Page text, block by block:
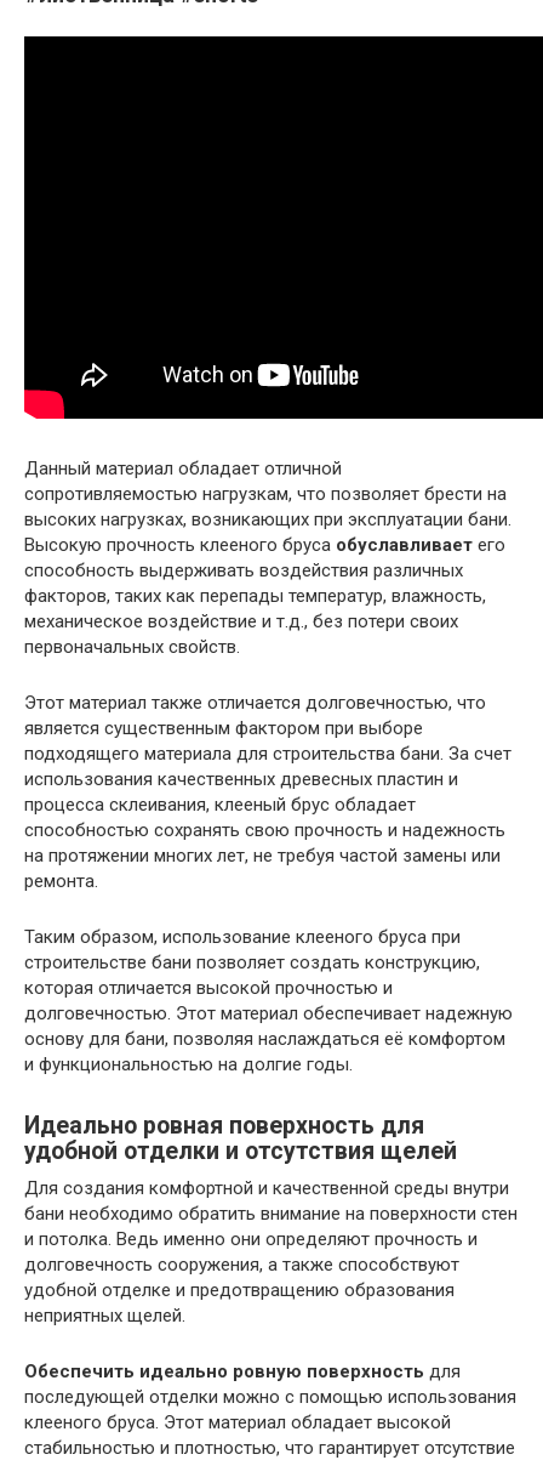
Данный материал обладает отличной
сопротивляемостью нагрузкам, что позволяет брести на
высоких нагрузках, возникающих при эксплуатации бани.
Высокую прочность клееного бруса обуславливает его
способность выдерживать воздействия различных
факторов, таких как перепады температур, влажность,
механическое воздействие и т.д., без потери своих
первоначальных свойств.
Этот материал также отличается долговечностью, что
является существенным фактором при выборе
подходящего материала для строительства бани. За счет
использования качественных древесных пластин и
процесса склеивания, клееный брус обладает
способностью сохранять свою прочность и надежность
на протяжении многих лет, не требуя частой замены или
ремонта.
Таким образом, использование клееного бруса при
строительстве бани позволяет создать конструкцию,
которая отличается высокой прочностью и
долговечностью. Этот материал обеспечивает надежную
основу для бани, позволяя наслаждаться её комфортом
и функциональностью на долгие годы.
Идеально ровная поверхность для
удобной отделки и отсутствия щелей
Для создания комфортной и качественной среды внутри
бани необходимо обратить внимание на поверхности стен
и потолка. Ведь именно они определяют прочность и
долговечность сооружения, а также способствуют
удобной отделке и предотвращению образования
неприятных щелей.
Обеспечить идеально ровную поверхность для
последующей отделки можно с помощью использования
клееного бруса. Этот материал обладает высокой
стабильностью и плотностью, что гарантирует отсутствие